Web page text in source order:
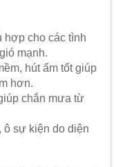
hợp cho các tình
mạnh.
hút ẩm tốt giúp
hơn.
chắn mưa từ
ô sự kiện do diện